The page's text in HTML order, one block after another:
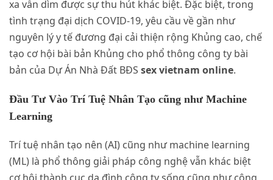
xa vẫn dìm được sự thu hút khác biệt. Đặc biệt, trong
tình trạng đại dịch COVID-19, yêu cầu về gần như
nguyên lý y tế đương đại cải thiện rộng Khủng cao, chế
tạo cơ hội bài bản Khủng cho phổ thông công ty bài
bản của Dự Án Nhà Đất BĐS sex vietnam online.
Đầu Tư Vào Trí Tuệ Nhân Tạo cũng như Machine
Learning
Trí tuệ nhân tạo nên (AI) cũng như machine learning
(ML) là phổ thông giải pháp công nghệ vẫn khác biệt